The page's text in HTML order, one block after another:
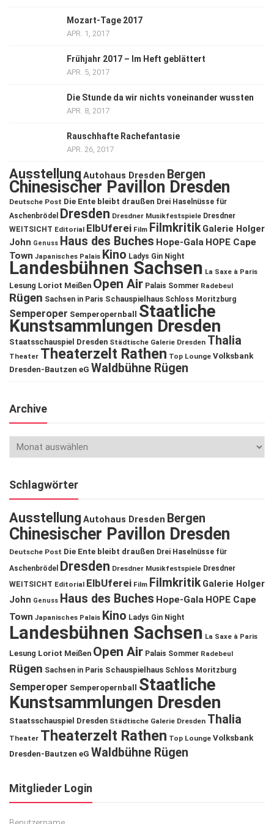
Mozart-Tage 2017
APR. 1, 2017
Frühjahr 2017 – Im Heft geblättert
APR. 5, 2017
Die Stunde da wir nichts voneinander wussten
APR. 8, 2017
Rauschhafte Rachefantasie
APR. 26, 2017
Ausstellung Autohaus Dresden Bergen
Chinesischer Pavillon Dresden
Deutsche Post Die Ente bleibt draußen Drei Haselnüsse für
Aschenbrödel
Dresden Dresdner Musikfestspiele Dresdner
WEITSICHT Editorial ElbUferei Film Filmkritik Galerie Holger
John Genuss Haus des Buches Hope-Gala HOPE Cape
Town Japanisches Palais Kino Ladys Gin Night
Landesbühnen Sachsen La Saxe à Paris
Lesung Loriot Meißen Open Air Palais Sommer Radebeul
Rügen Sachsen in Paris Schauspielhaus Schloss Moritzburg
Semperoper Semperopernball Staatliche
Kunstsammlungen Dresden
Staatsschauspiel Dresden Städtische Galerie Dresden Thalia
Theater Theaterzelt Rathen Top Lounge Volksbank
Dresden-Bautzen eG Waldbühne Rügen
Archive
Schlagwörter
Ausstellung Autohaus Dresden Bergen
Chinesischer Pavillon Dresden
Deutsche Post Die Ente bleibt draußen Drei Haselnüsse für
Aschenbrödel
Dresden Dresdner Musikfestspiele Dresdner
WEITSICHT Editorial ElbUferei Film Filmkritik Galerie Holger
John Genuss Haus des Buches Hope-Gala HOPE Cape
Town Japanisches Palais Kino Ladys Gin Night
Landesbühnen Sachsen La Saxe à Paris
Lesung Loriot Meißen Open Air Palais Sommer Radebeul
Rügen Sachsen in Paris Schauspielhaus Schloss Moritzburg
Semperoper Semperopernball
Staatliche
Kunstsammlungen Dresden
Staatsschauspiel Dresden Städtische Galerie Dresden Thalia
Theater Theaterzelt Rathen Top Lounge Volksbank
Dresden-Bautzen eG Waldbühne Rügen
Mitglieder Login